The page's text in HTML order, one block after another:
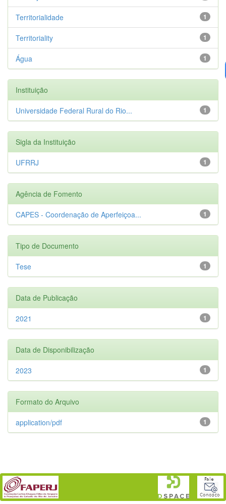
1
Territorialidade
1
Territoriality
1
Água
Instituição
1
Universidade Federal Rural do Rio...
Sigla da Instituição
1
UFRRJ
Agência de Fomento
1
CAPES - Coordenação de Aperfeiçoa...
Tipo de Documento
1
Tese
Data de Publicação
1
2021
Data de Disponibilização
1
2023
Formato do Arquivo
1
application/pdf